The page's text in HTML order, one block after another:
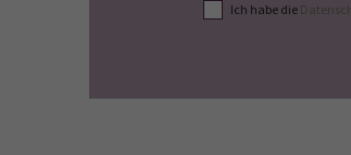
Ich habe die